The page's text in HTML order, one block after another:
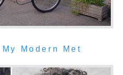
My Modern Met